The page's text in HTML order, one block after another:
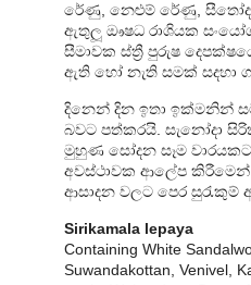
රේණු, නෙළුම් රේණු,
ඇතුලූ ඖෂධ රාශියක
සීමාවක ස්ත්‍රී පුරුෂ
ඇති හෝ නැති සමක් සදහා
දිනෙන් දින ඉතා ඉක්මනින්
බවට පත්කරයි. සැනෝදා
මුහුණ සෝදන සෑම වාරයකටම
අවස්ථාවක ආලේප
ආසාදන වලට පෙර සුරැකුම්
Sirikamala lepaya
Containing White
Suwandakottan, Venivel,